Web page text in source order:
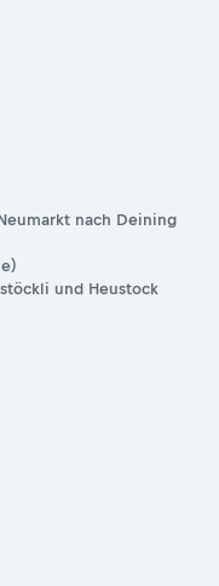
nach Deining
und Heustock